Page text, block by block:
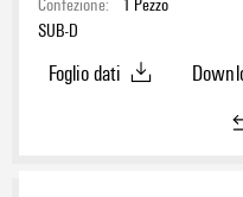
SUB-D
Foglio dati